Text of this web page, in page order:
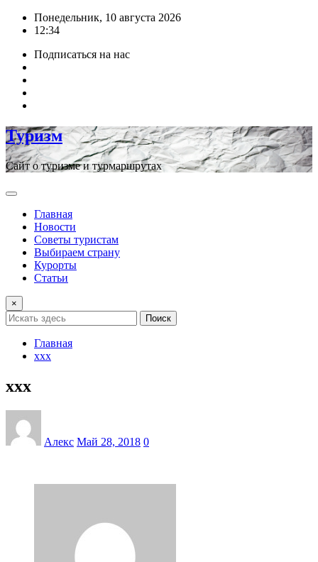
ПерейтиПонедельник, 10 августа 2026
12:34
Подписаться на нас
Туризм
Сайт о туризме и турмаршрутах
Главная
Новости
Советы туристам
Выбираем страну
Курорты
Статьи
×
Поиск
Главная
xxx
xxx
Алекс Май 28, 2018 0